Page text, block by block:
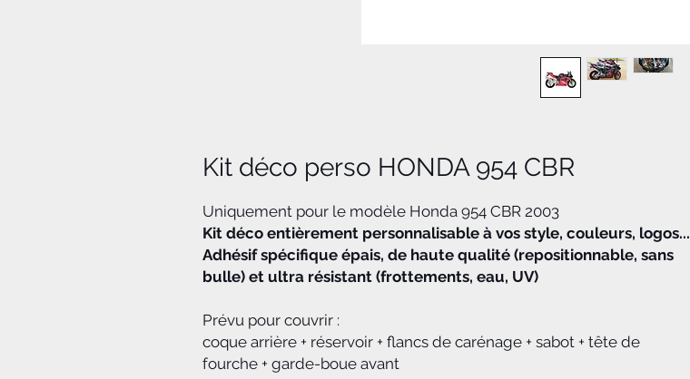
Kit déco perso HONDA 954 CBR
Uniquement pour le modèle Honda 954 CBR 2003
Kit déco entièrement personnalisable à vos style, couleurs, logos...
Adhésif spécifique épais, de haute qualité (repositionnable, sans
bulle) et ultra résistant (frottements, eau, UV)
Prévu pour couvrir :
coque arrière + réservoir + flancs de carénage + sabot + tête de
fourche + garde-boue avant